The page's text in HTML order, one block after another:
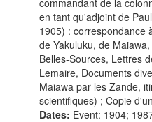
commandant de la
en tant qu'adjoint de
1905) : correspondance
de Yakuluku, de
Belles-Sources, Lettres
Lemaire, Documents
Maiawa par les Zande,
scientifiques) ; Copie
Dates: Event: 1904;